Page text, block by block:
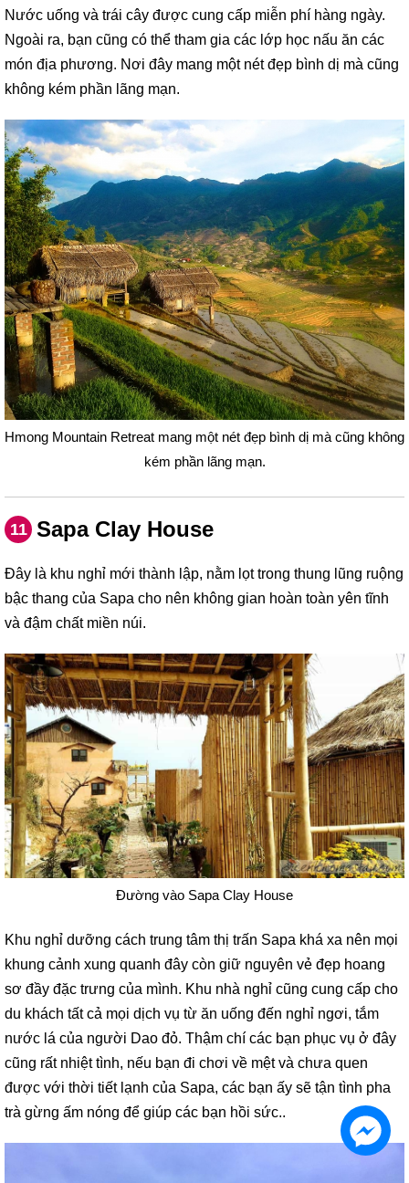
Nước uống và trái cây được cung cấp miễn phí hàng ngày.
Ngoài ra, bạn cũng có thể tham gia các lớp học nấu ăn các
món địa phương. Nơi đây mang một nét đẹp bình dị mà cũng
không kém phần lãng mạn.
Hmong Mountain Retreat mang một nét đẹp bình dị mà cũng không
kém phần lãng mạn.
11 Sapa Clay House
Đây là khu nghỉ mới thành lập, nằm lọt trong thung lũng ruộng
bậc thang của Sapa cho nên không gian hoàn toàn yên tĩnh
và đậm chất miền núi.
Đường vào Sapa Clay House
Khu nghỉ dưỡng cách trung tâm thị trấn Sapa khá xa nên mọi
khung cảnh xung quanh đây còn giữ nguyên vẻ đẹp hoang
sơ đầy đặc trưng của mình. Khu nhà nghỉ cũng cung cấp cho
du khách tất cả mọi dịch vụ từ ăn uống đến nghỉ ngơi, tắm
nước lá của người Dao đỏ. Thậm chí các bạn phục vụ ở đây
cũng rất nhiệt tình, nếu bạn đi chơi về mệt và chưa quen
được với thời tiết lạnh của Sapa, các bạn ấy sẽ tận tình pha
trà gừng ấm nóng để giúp các bạn hồi sức..